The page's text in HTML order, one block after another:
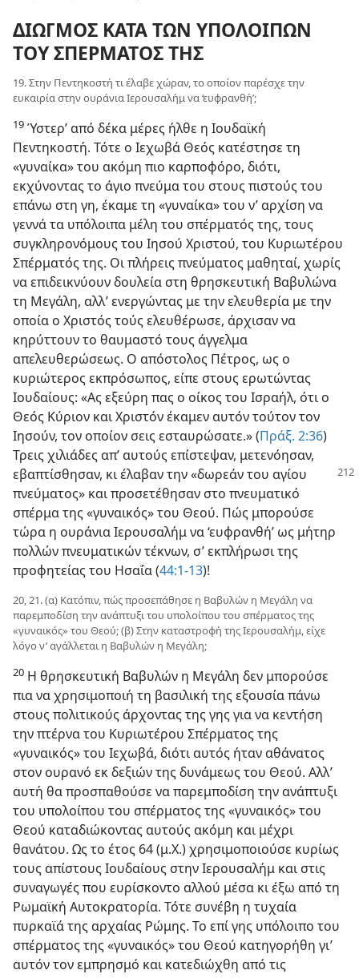
ΔΙΩΓΜΟΣ ΚΑΤΑ ΤΩΝ ΥΠΟΛΟΙΠΩΝ
ΤΟΥ ΣΠΕΡΜΑΤΟΣ ΤΗΣ
19. Στην Πεντηκοστή τι έλαβε χώραν, το οποίον παρέσχε την
ευκαιρία στην ουράνια Ιερουσαλήμ να ‘ευφρανθή’;
19 Ύστερ’ από δέκα μέρες ήλθε η Ιουδαϊκή
Πεντηκοστή. Τότε ο Ιεχωβά Θεός κατέστησε τη
«γυναίκα» του ακόμη πιο καρποφόρο, διότι,
εκχύνοντας το άγιο πνεύμα του στους πιστούς του
επάνω στη γη, έκαμε τη «γυναίκα» του ν’ αρχίση να
γεννά τα υπόλοιπα μέλη του σπέρματός της, τους
συγκληρονόμους του Ιησού Χριστού, του Κυριωτέρου
Σπέρματός της. Οι πλήρεις πνεύματος μαθηταί, χωρίς
να επιδεικνύουν δουλεία στη θρησκευτική Βαβυλώνα
τη Μεγάλη, αλλ’ ενεργώντας με την ελευθερία με την
οποία ο Χριστός τούς ελευθέρωσε, άρχισαν να
κηρύττουν το θαυμαστό τους άγγελμα
απελευθερώσεως. Ο απόστολος Πέτρος, ως ο
κυριώτερος εκπρόσωπος, είπε στους ερωτώντας
Ιουδαίους: «Ας εξεύρη πας ο οίκος του Ισραήλ, ότι ο
Θεός Κύριον και Χριστόν έκαμεν αυτόν τούτον τον
Ιησούν, τον οποίον σεις εσταυρώσατε.» (Πράξ. 2:36)
Τρεις χιλιάδες απ’ αυτούς επίστεψαν, μετενόησαν,
εβαπτίσθησαν, κι έλαβαν την «δωρεάντου αγίου
πνεύματος» και προσετέθησαν στο πνευματικό
σπέρμα της «γυναικός» του Θεού. Πώς μπορούσε
τώρα η ουράνια Ιερουσαλήμ να ‘ευφρανθή’ ως μήτηρ
πολλών πνευματικών τέκνων, σ’ εκπλήρωσι της
προφητείας του Ησαΐα (44:1-13)!
20, 21. (α) Κατόπιν, πώς προσεπάθησε η Βαβυλών η Μεγάλη να
παρεμποδίση την ανάπτυξι του υπολοίπου του σπέρματος της
«γυναικός» του Θεού; (β) Στην καταστροφή της Ιερουσαλήμ, είχε
λόγο ν’ αγάλλεται η Βαβυλών η Μεγάλη;
20 Η θρησκευτική Βαβυλών η Μεγάλη δεν μπορούσε
πια να χρησιμοποιή τη βασιλική της εξουσία πάνω
στους πολιτικούς άρχοντας της γης για να κεντήση
την πτέρνα του Κυριωτέρου Σπέρματος της
«γυναικός» του Ιεχωβά, διότι αυτός ήταν αθάνατος
στον ουρανό εκ δεξιών της δυνάμεως του Θεού. Αλλ’
αυτή θα προσπαθούσε να παρεμποδίση την ανάπτυξι
του υπολοίπου του σπέρματος της «γυναικός» του
Θεού καταδιώκοντας αυτούς ακόμη και μέχρι
θανάτου. Ως το έτος 64 (μ.Χ.) χρησιμοποιούσε κυρίως
τους απίστους Ιουδαίους στην Ιερουσαλήμ και στις
συναγωγές που ευρίσκοντο αλλού μέσα κι έξω από τη
Ρωμαϊκή Αυτοκρατορία. Τότε συνέβη η τυχαία
πυρκαϊά της αρχαίας Ρώμης. Το επί γης υπόλοιπο του
σπέρματος της «γυναικός» του Θεού κατηγορήθη γι’
αυτόν τον εμπρησμό και κατεδιώχθη από τις